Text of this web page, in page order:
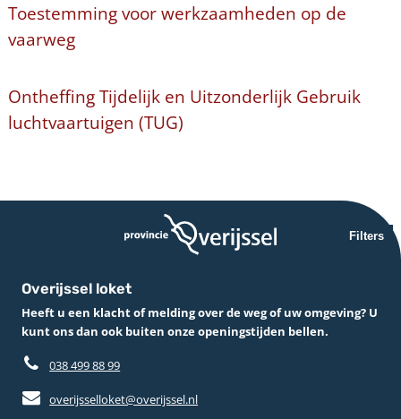
Toestemming voor werkzaamheden op de
vaarweg
Ontheffing Tijdelijk en Uitzonderlijk Gebruik
luchtvaartuigen (TUG)
Filters
Overijssel loket
Heeft u een klacht of melding over de weg of uw omgeving? U
kunt ons dan ook buiten onze openingstijden bellen.
038 499 88 99
overijsselloket@overijssel.nl